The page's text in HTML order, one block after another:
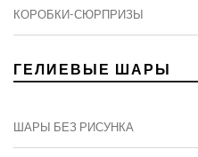
КОРОБКИ-СЮРПРИЗЫ
ГЕЛИЕВЫЕ ШАРЫ
ШАРЫ БЕЗ РИСУНКА